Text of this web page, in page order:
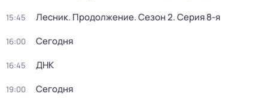
15:45 Лесник. Продолжение. Сезон 2. Серия 8-я
16:00 Сегодня
16:45 ДНК
19:00 Сегодня